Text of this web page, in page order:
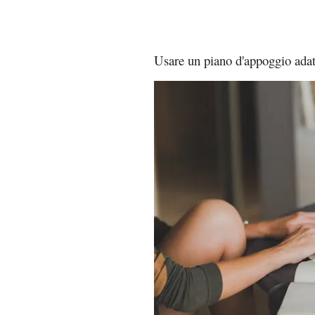
Usare un piano d'appoggio